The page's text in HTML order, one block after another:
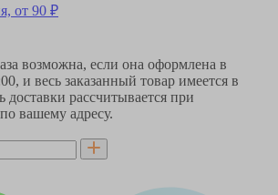
от 90 ₽
возможна, если она оформлена в
, и весь заказанный товар имеется в
рассчитывается при
вашему адресу.